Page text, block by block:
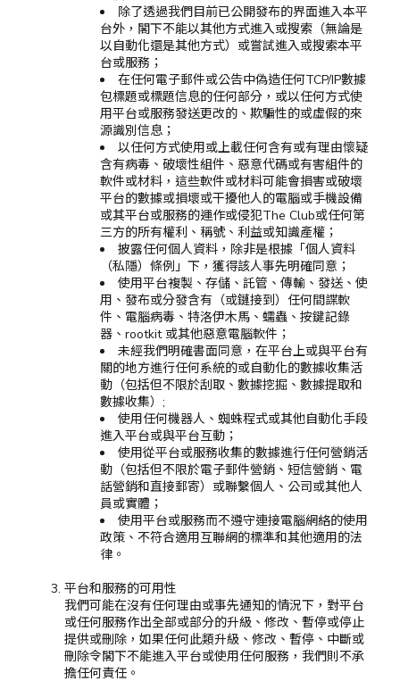
除了透過我們目前已公開發布的界面進入本平
台外，閣下不能以其他方式進入或搜索（無論是
以自動化還是其他方式）或嘗試進入或搜索本平
台或服務；
在任何電子郵件或公告中偽造任何TCP/IP數據
包標題或標題信息的任何部分，或以任何方式使
用平台或服務發送更改的、欺騙性的或虛假的來
源識別信息；
以任何方式使用或上載任何含有或有理由懷疑
含有病毒、破壞性組件、惡意代碼或有害組件的
軟件或材料，這些軟件或材料可能會損害或破壞
平台的數據或損壞或干擾他人的電腦或手機設備
或其平台或服務的運作或侵犯The Club或任何第
三方的所有權利、稱號、利益或知識產權；
披露任何個人資料，除非是根據「個人資料
（私隱）條例」下，獲得該人事先明確同意；
使用平台複製、存儲、託管、傳輸、發送、使
用、發布或分發含有（或鏈接到）任何間諜軟
件、電腦病毒、特洛伊木馬、蠕蟲、按鍵記錄
器、rootkit 或其他惡意電腦軟件；
未經我們明確書面同意，在平台上或與平台有
關的地方進行任何系統的或自動化的數據收集活
動（包括但不限於刮取、數據挖掘、數據提取和
數據收集）;
使用任何機器人、蜘蛛程式或其他自動化手段
進入平台或與平台互動；
使用從平台或服務收集的數據進行任何營銷活
動（包括但不限於電子郵件營銷、短信營銷、電
話營銷和直接郵寄）或聯繫個人、公司或其他人
員或實體；
使用平台或服務而不遵守連接電腦網絡的使用
政策、不符合適用互聯網的標準和其他適用的法
律。
平台和服務的可用性
我們可能在沒有任何理由或事先通知的情況下，對平台
或任何服務作出全部或部分的升級、修改、暫停或停止
提供或刪除，如果任何此類升級、修改、暫停、中斷或
刪除令閣下不能進入平台或使用任何服務，我們則不承
擔任何責任。